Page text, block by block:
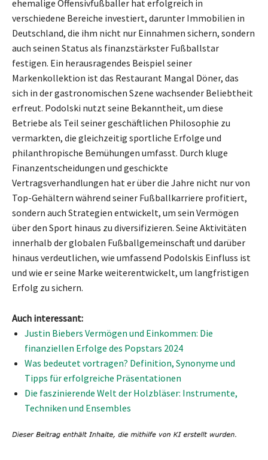
ehemalige Offensivfußballer hat erfolgreich in
verschiedene Bereiche investiert, darunter Immobilien in
Deutschland, die ihm nicht nur Einnahmen sichern, sondern
auch seinen Status als finanzstärkster Fußballstar
festigen. Ein herausragendes Beispiel seiner
Markenkollektion ist das Restaurant Mangal Döner, das
sich in der gastronomischen Szene wachsender Beliebtheit
erfreut. Podolski nutzt seine Bekanntheit, um diese
Betriebe als Teil seiner geschäftlichen Philosophie zu
vermarkten, die gleichzeitig sportliche Erfolge und
philanthropische Bemühungen umfasst. Durch kluge
Finanzentscheidungen und geschickte
Vertragsverhandlungen hat er über die Jahre nicht nur von
Top-Gehältern während seiner Fußballkarriere profitiert,
sondern auch Strategien entwickelt, um sein Vermögen
über den Sport hinaus zu diversifizieren. Seine Aktivitäten
innerhalb der globalen Fußballgemeinschaft und darüber
hinaus verdeutlichen, wie umfassend Podolskis Einfluss ist
und wie er seine Marke weiterentwickelt, um langfristigen
Erfolg zu sichern.
Auch interessant:
Justin Biebers Vermögen und Einkommen: Die
finanziellen Erfolge des Popstars 2024
Was bedeutet vortragen? Definition, Synonyme und
Tipps für erfolgreiche Präsentationen
Die faszinierende Welt der Holzbläser: Instrumente,
Techniken und Ensembles